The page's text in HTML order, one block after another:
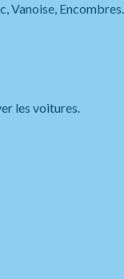
Vanoise,
les voitures.